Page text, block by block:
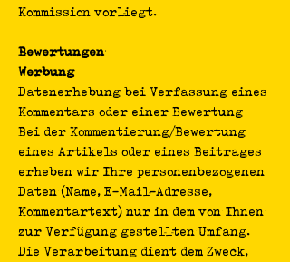
Kommission vorliegt.
Bewertungen
Werbung
Datenerhebung bei Verfassung eines
Kommentars oder einer Bewertung
Bei der Kommentierung/Bewertung
eines Artikels oder eines Beitrages
erheben wir Ihre personenbezogenen
Daten (Name, E-Mail-Adresse,
Kommentartext) nur in dem von Ihnen
zur Verfügung gestellten Umfang.
Die Verarbeitung dient dem Zweck,